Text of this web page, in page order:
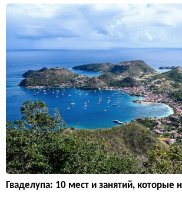
Гваделупа: 10 мест и занятий, которые